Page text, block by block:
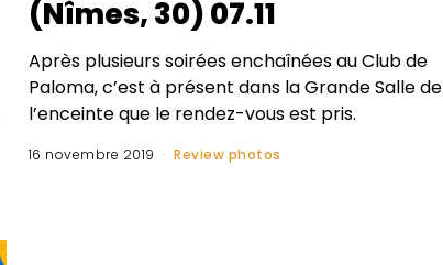
(Nîmes, 30) 07.11
Après plusieurs soirées enchaînées au Club de
Paloma, c’est à présent dans la Grande Salle de
l’enceinte que le rendez-vous est pris.
16 novembre 2019 Review photos